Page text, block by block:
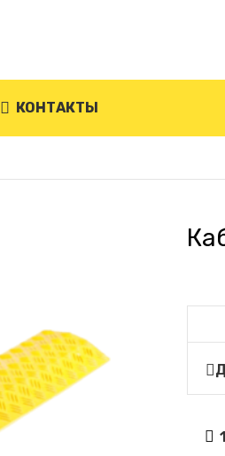
КОНТАКТЫ